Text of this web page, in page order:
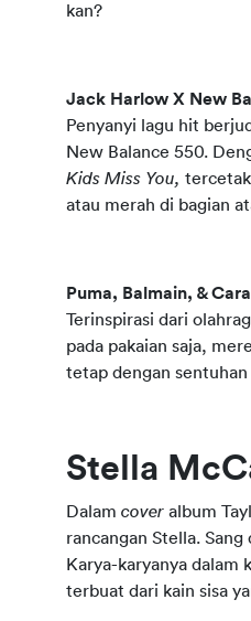
kan?
Jack Harlow X New
Penyanyi lagu hit
New Balance 550.
Kids Miss You,
atau merah di bagian
Puma, Balmain, &
Terinspirasi dari
pada pakaian saja,
tetap dengan sentuhan
Stella
Dalam cover album
rancangan Stella.
Karya-karyanya
terbuat dari kain sisa